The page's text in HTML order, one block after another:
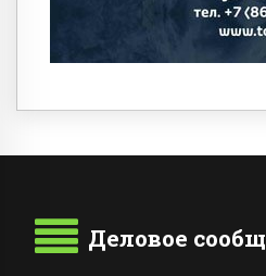
Деловое